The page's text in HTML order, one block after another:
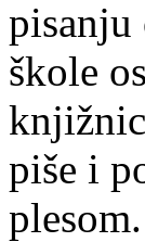
pisanju
škole
piše i
plesom.